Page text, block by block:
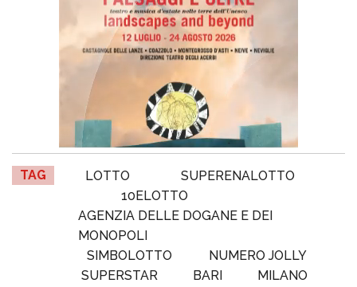
TAG LOTTO
SUPERENALOTTO
10ELOTTO
AGENZIA DELLE DOGANE E DEI
MONOPOLI
SIMBOLOTTO
NUMERO JOLLY
SUPERSTAR
BARI
MILANO